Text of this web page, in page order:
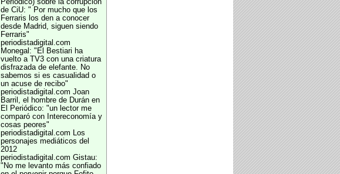
Periódico) sobre la corrupción
de CiU: " Por mucho que los
Ferraris los den a conocer
desde Madrid, siguen siendo
Ferraris"
periodistadigital.com
Monegal: "El Bestiari ha
vuelto a TV3 con una criatura
disfrazada de elefante. No
sabemos si es casualidad o
un acuse de recibo"
periodistadigital.com Joan
Barril, el hombre de Durán en
El Periódico: "un lector me
comparó con Intereconomía y
cosas peores"
periodistadigital.com Los
personajes mediáticos del
2012
periodistadigital.com Gistau:
"No me levanto más confiado